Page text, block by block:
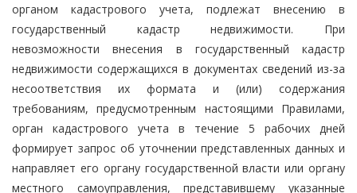
органом кадастрового учета, подлежат внесению в
государственный кадастр недвижимости. При
невозможности внесения в государственный кадастр
недвижимости содержащихся в документах сведений из-за
несоответствия их формата и (или) содержания
требованиям, предусмотренным настоящими Правилами,
орган кадастрового учета в течение 5 рабочих дней
формирует запрос об уточнении представленных данных и
направляет его органу государственной власти или органу
местного самоуправления, представившему указанные